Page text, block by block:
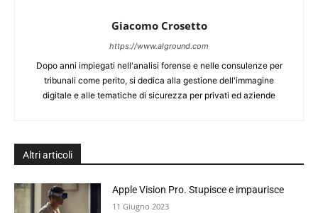
Giacomo Crosetto
https://www.alground.com
Dopo anni impiegati nell'analisi forense e nelle consulenze per
tribunali come perito, si dedica alla gestione dell'immagine
digitale e alle tematiche di sicurezza per privati ed aziende
Altri articoli
Apple Vision Pro. Stupisce e impaurisce
11 Giugno 2023